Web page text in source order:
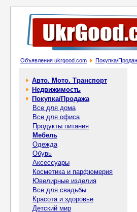
Объявления ukrgood.com Покупка/
Авто. Мото. Транспорт
Недвижимость
Покупка/Продажа
Все для дома
Все для офиса
Продукты питания
Мебель
Одежда
Обувь
Аксессуары
Косметика и парфюмерия
Ювелирные изделия
Все для свадьбы
Красота и здоровье
Детский мир